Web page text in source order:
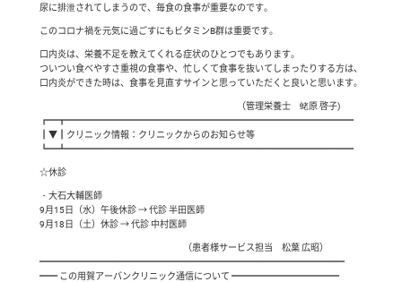
尿に排泄されてしまうので、毎食の食事が重要なのです。
このコロナ禍を元気に過ごすにもビタミンB群は重要です。
口内炎は、栄養不足を教えてくれる症状のひとつでもあります。
ついつい食べやすさ重視の食事や、忙しくて食事を抜いてしまったりする方は、
口内炎ができた時は、食事を見直すサインと思っていただくと良いと思います。
（管理栄養士 蛯原 啓子)
┏━┳━━━━━━━━━━━━━━━━━━━━━━━━━━━━━━━━
┃▼┃クリニック情報：クリニックからのお知らせ等
┗━┻━━━━━━━━━━━━━━━━━━━━━━━━━━━━━━━━
☆休診
・大石大輔医師
9月15日（水）午後休診 → 代診 半田医師
9月18日（土）休診 → 代診 中村医師
（患者様サービス担当 松葉 広昭）
━━━━━━━━━━━━━━━━━━━━━━━━━━━━━━━━━━
━━ この用賀アーバンクリニック通信について ━━━━━━━━━━━━